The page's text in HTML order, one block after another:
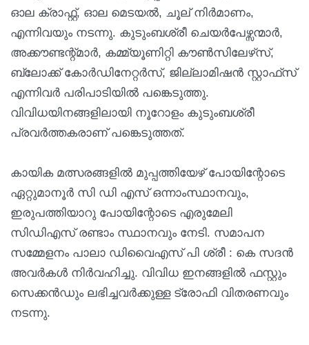
ഓല ക്രാഫ്റ്റ്, ഓല മെടയൽ, ചൂല് നിർമാണം,
എന്നിവയും നടന്നു. കുടുംബശ്രീ ചെയർപേഴ്സന്മാർ,
അക്കൗണ്ടന്റ്മാർ, കമ്മ്യൂണിറ്റി കൗൺസിലേഴ്‌സ്,
ബ്ലോക്ക്‌ കോർഡിനേറ്റർസ്, ജില്ലാമിഷൻ സ്റ്റാഫ്‌സ്
എന്നിവർ പരിപാടിയിൽ പങ്കെടുത്തു.
വിവിധയിനങ്ങളിലായി നൂറോളം കുടുംബശ്രീ
പ്രവർത്തകരാണ് പങ്കെടുത്തത്.
കായിക മത്സരങ്ങളിൽ മുപ്പത്തിയേഴ്‌ പോയിന്റോടെ
ഏറ്റുമാനൂർ സി ഡി എസ് ഒന്നാംസ്ഥാനവും,
ഇരുപത്തിയാറു പോയിന്റോടെ എരുമേലി
സിഡിഎസ് രണ്ടാം സ്ഥാനവും നേടി. സമാപന
സമ്മേളനം പാലാ ഡിവൈഎസ് പി ശ്രീ : കെ സദൻ
അവർകൾ നിർവഹിച്ചു. വിവിധ ഇനങ്ങളിൽ ഫസ്റ്റും
സെക്കൻഡും ലഭിച്ചവർക്കുള്ള ട്രോഫി വിതരണവും
നടന്നു.